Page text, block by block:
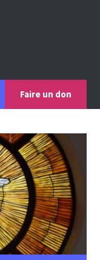
Faire un don